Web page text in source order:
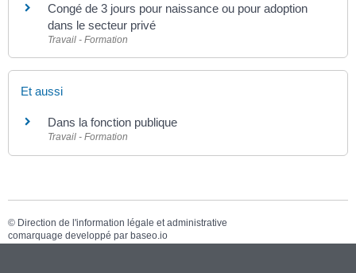
Congé de 3 jours pour naissance ou pour adoption
dans le secteur privé
Travail - Formation
Et aussi
Dans la fonction publique
Travail - Formation
© Direction de l'information légale et administrative
comarquage developpé par baseo.io